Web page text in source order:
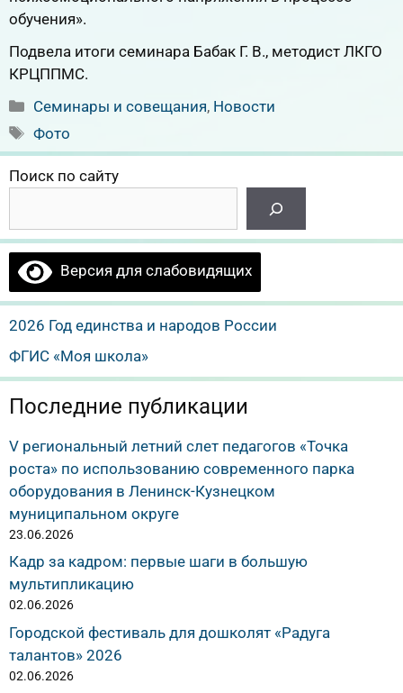
обучения».
Подвела итоги семинара Бабак Г. В., методист ЛКГО
КРЦППМС.
Рубрики
Семинары и совещания, Новости
Метки
Фото
Поиск по сайту
Версия для слабовидящих
2026 Год единства и народов России
ФГИС «Моя школа»
Последние публикации
V региональный летний слет педагогов «Точка
роста» по использованию современного парка
оборудования в Ленинск-Кузнецком
муниципальном округе
23.06.2026
Кадр за кадром: первые шаги в большую
мультипликацию
02.06.2026
Городской фестиваль для дошколят «Радуга
талантов» 2026
02.06.2026